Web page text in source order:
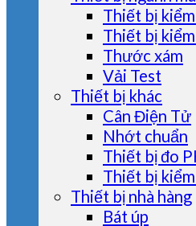
Thiết bị
Thiết bị
Thước xám
Vải Test
Thiết bị khác
Cân Điện Tử
Nhớt chuẩn
Thiết bị đo
Thiết bị
Thiết bị nhà hàng
Bát úp